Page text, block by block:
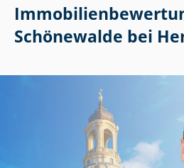
Schönewalde bei